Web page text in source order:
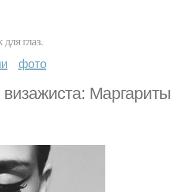
глаз.
фото
Маргариты